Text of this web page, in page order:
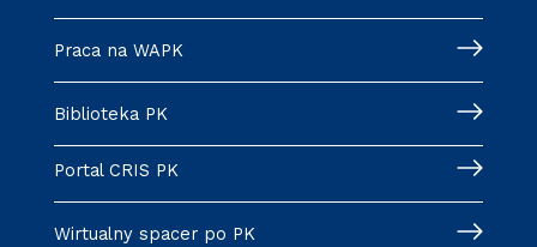
Praca na WAPK
Biblioteka PK
Portal CRIS PK
Wirtualny spacer po PK